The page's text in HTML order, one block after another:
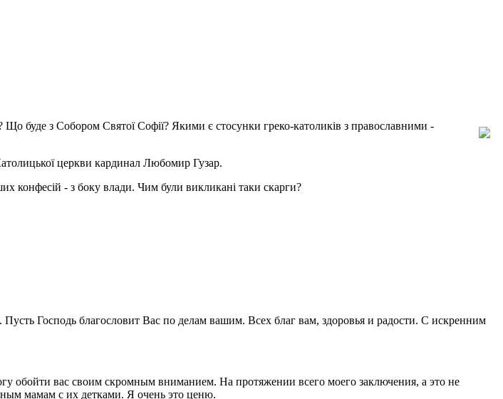
Що буде з Собором Святої Софії? Якими є стосунки греко-католиків з православними -
церкви кардинал Любомир Гузар.
конфесій - з боку влади. Чим були викликані таки скарги?
Господь благословит Вас по делам вашим. Всех благ вам, здоровья и радости. С искренним
вас своим скромным вниманием. На протяжении всего моего заключения, а это не
мамам с их детками. Я очень это ценю.